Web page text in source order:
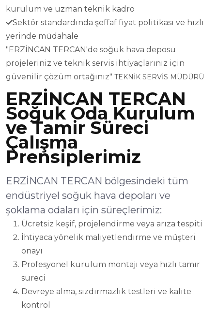
kurulum ve uzman teknik kadro
Sektör standardında şeffaf fiyat politikası ve hızlı
yerinde müdahale
"ERZİNCAN TERCAN'de soğuk hava deposu
projeleriniz ve teknik servis ihtiyaçlarınız için
güvenilir çözüm ortağınız" TEKNİK SERVİS MÜDÜRÜ
ERZİNCAN TERCAN
Soğuk Oda Kurulum
ve Tamir Süreci
Çalışma
Prensiplerimiz
ERZİNCAN TERCAN bölgesindeki tüm
endüstriyel soğuk hava depoları ve
şoklama odaları için süreçlerimiz:
Ücretsiz keşif, projelendirme veya arıza tespiti
İhtiyaca yönelik maliyetlendirme ve müşteri
onayı
Profesyonel kurulum montajı veya hızlı tamir
süreci
Devreye alma, sızdırmazlık testleri ve kalite
kontrol